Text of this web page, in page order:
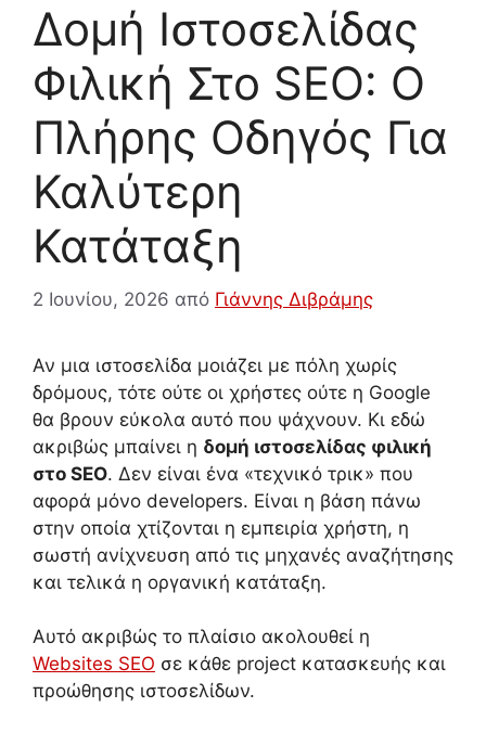
Δομή Ιστοσελίδας
Φιλική Στο SEO: Ο
Πλήρης Οδηγός Για
Καλύτερη
Κατάταξη
2 Ιουνίου, 2026 από Γιάννης Διβράμης
Αν μια ιστοσελίδα μοιάζει με πόλη χωρίς
δρόμους, τότε ούτε οι χρήστες ούτε η Google
θα βρουν εύκολα αυτό που ψάχνουν. Κι εδώ
ακριβώς μπαίνει η δομή ιστοσελίδας φιλική
στο SEO. Δεν είναι ένα «τεχνικό τρικ» που
αφορά μόνο developers. Είναι η βάση πάνω
στην οποία χτίζονται η εμπειρία χρήστη, η
σωστή ανίχνευση από τις μηχανές αναζήτησης
και τελικά η οργανική κατάταξη.
Αυτό ακριβώς το πλαίσιο ακολουθεί η
Websites SEO σε κάθε project κατασκευής και
προώθησης ιστοσελίδων.